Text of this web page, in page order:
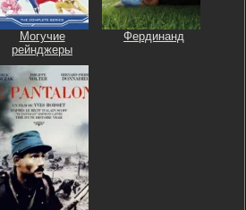
Могучие
рейнджеры
Фердинанд